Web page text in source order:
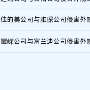
佳的美公司与雅琛公司侵害外
耀嵘公司与富兰迪公司侵害外